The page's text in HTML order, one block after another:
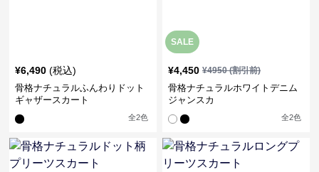
¥6,490 (税込)
骨格ナチュラルふんわりドット
ギャザースカート
全2色
SALE
¥4,450 ¥4950(割引前)
骨格ナチュラルホワイトデニム
ジャンスカ
全2色